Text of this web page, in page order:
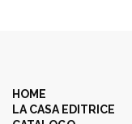
HOME
LA CASA EDITRICE